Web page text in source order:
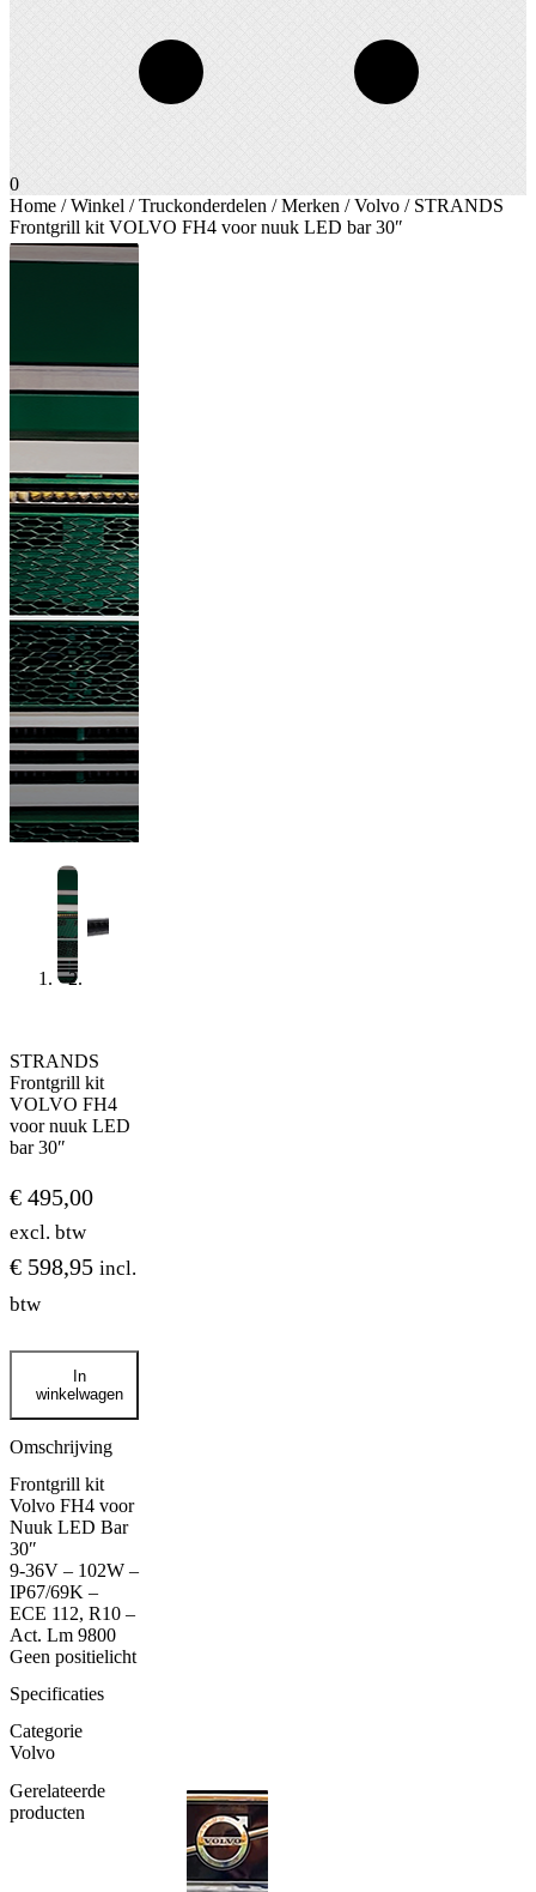
0
Home /Winkel /Truckonderdelen /Merken /Volvo / STRANDS
Frontgrill kit VOLVO FH4 voor nuuk LED bar 30″
STRANDS
Frontgrill kit
VOLVO FH4
voor nuuk LED
bar 30″
€ 495,00
excl. btw
€ 598,95 incl.
btw
STRANDS
Frontgrill
VOLVO
FH4
nuuk
LED
bar
30"
aantal
In
winkelwagen
Omschrijving
Frontgrill kit
Volvo FH4 voor
Nuuk LED Bar
30″
9-36V – 102W –
IP67/69K –
ECE 112, R10 –
Act. Lm 9800
Geen positielicht
Specificaties
Categorie
Volvo
Gerelateerde
producten